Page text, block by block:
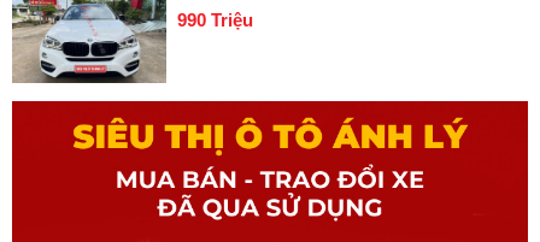
990 Triệu